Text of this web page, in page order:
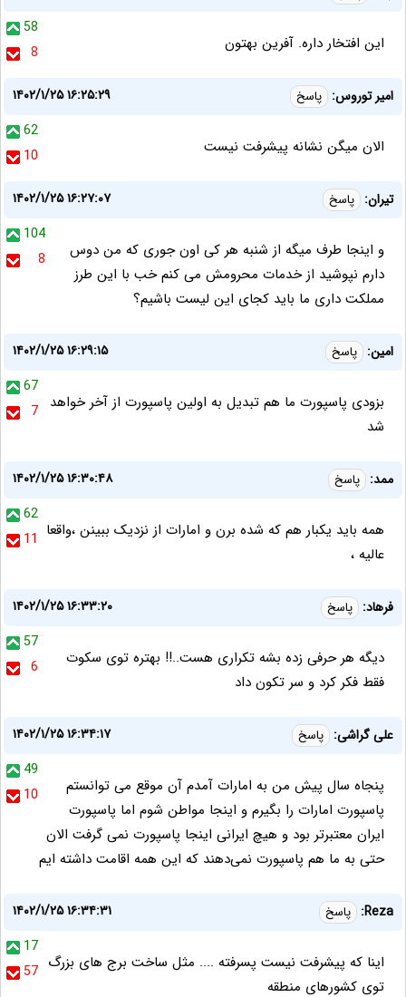
58
8
این افتخار داره. آفرین بهتون
امیر توروس: پاسخ
۱۴۰۲/۱/۲۵ ۱۶:۲۵:۲۹
62
10
الان میگن نشانه پیشرفت نیست
تیران: پاسخ
۱۴۰۲/۱/۲۵ ۱۶:۲۷:۰۷
104
8
و اینجا طرف میگه از شنبه هر کی اون جوری که من دوس
دارم نپوشید از خدمات محرومش می کنم خب با این طرز
مملکت داری ما باید کجای این لیست باشیم؟
امین: پاسخ
۱۴۰۲/۱/۲۵ ۱۶:۲۹:۱۵
67
7
بزودی پاسپورت ما هم تبدیل به اولین پاسپورت از آخر خواهد
شد
ممد: پاسخ
۱۴۰۲/۱/۲۵ ۱۶:۳۰:۴۸
62
11 همه باید یکبار هم که شده برن و امارات از نزدیک ببینن ،واقعا
عالیه ،
فرهاد: پاسخ
۱۴۰۲/۱/۲۵ ۱۶:۳۳:۲۰
57
6
دیگه هر حرفی زده بشه تکراری هست..!! بهتره توی سکوت
فقط فکر کرد و سر تکون داد
علی گراشی: پاسخ
۱۴۰۲/۱/۲۵ ۱۶:۳۴:۱۷
49
10
پنجاه سال پیش من به امارات آمدم آن موقع می توانستم
پاسپورت امارات را بگیرم و اینجا مواطن شوم اما پاسپورت
ایران معتبرتر بود و هیچ ایرانی اینجا پاسپورت نمی گرفت الان
حتی به ما هم پاسپورت نمی‌دهند که این همه اقامت داشته ایم
Reza: پاسخ
۱۴۰۲/۱/۲۵ ۱۶:۳۴:۳۱
17
57 اینا که پیشرفت نیست پسرفته .... مثل ساخت برج های بزرگ
توی کشورهای منطقه